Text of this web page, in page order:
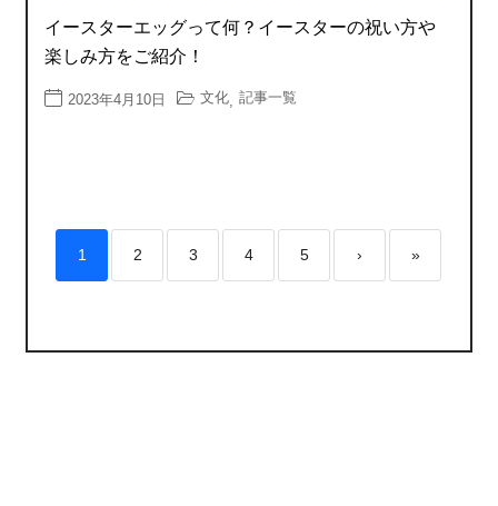
イースターエッグって何？イースターの祝い方や
楽しみ方をご紹介！
2023年4月10日 文化 記事一覧
1 2 3 4 5 › »